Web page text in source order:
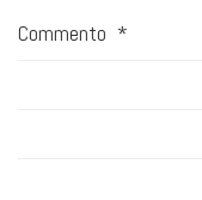
Commento *